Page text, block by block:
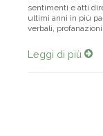
sentimenti e atti
ultimi anni in più
verbali,
Leggi di più